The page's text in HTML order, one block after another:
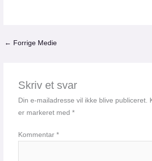
← Forrige Medie
Skriv et svar
Din e-mailadresse vil ikke blive publiceret.
er markeret med *
Kommentar *